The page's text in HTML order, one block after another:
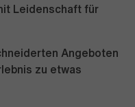
Leidenschaft für
Angeboten
zu etwas